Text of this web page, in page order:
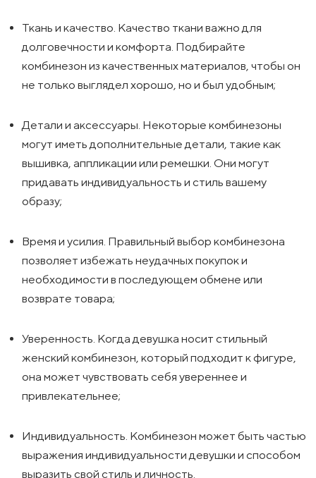
Ткань и качество. Качество ткани важно для
долговечности и комфорта. Подбирайте
комбинезон из качественных материалов, чтобы он
не только выглядел хорошо, но и был удобным;
Детали и аксессуары. Некоторые комбинезоны
могут иметь дополнительные детали, такие как
вышивка, аппликации или ремешки. Они могут
придавать индивидуальность и стиль вашему
образу;
Время и усилия. Правильный выбор комбинезона
позволяет избежать неудачных покупок и
необходимости в последующем обмене или
возврате товара;
Уверенность. Когда девушка носит стильный
женский комбинезон, который подходит к фигуре,
она может чувствовать себя увереннее и
привлекательнее;
Индивидуальность. Комбинезон может быть частью
выражения индивидуальности девушки и способом
выразить свой стиль и личность.